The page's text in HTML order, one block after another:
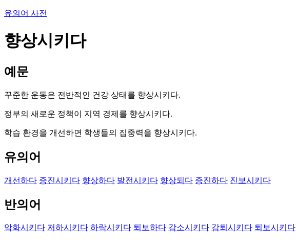
유의어 사전
향상시키다
예문
꾸준한 운동은 전반적인 건강 상태를 향상시키다.
정부의 새로운 정책이 지역 경제를 향상시키다.
학습 환경을 개선하면 학생들의 집중력을 향상시키다.
유의어
개선하다 증진시키다 향상하다 발전시키다 향상되다 증진하다 진보시키다
반의어
악화시키다 저하시키다 하락시키다 퇴보하다 감소시키다 감퇴시키다 퇴보시키다